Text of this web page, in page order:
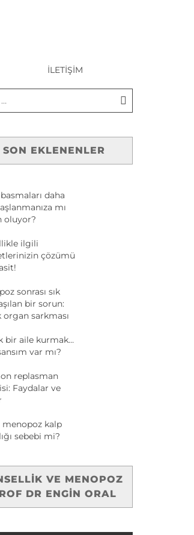
İLETIŞIM
SON EKLENENLER
basmaları daha
mı
oluyor?
ilgili
çözümü
sonrası sık
bir sorun:
organ sarkması
bir aile kurmak…
var mı?
replasman
Faydalar ve
menopoz kalp
sebebi mi?
VE MENOPOZ
DR ENGIN ORAL